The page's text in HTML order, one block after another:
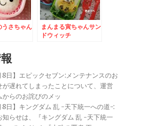
うさちゃん
まんまる寅ちゃんサン
ドウィッチ
8日】エピックセブン:メンテナンスのお
が遅れてしまったことについて、運営
からのお詫びのメッ
8日】キングダム 乱 -天下統一への道-:
知らせは、『キングダム 乱 -天下統一